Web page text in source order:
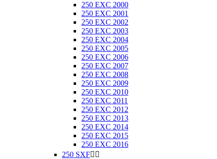
250 EXC 2000
250 EXC 2001
250 EXC 2002
250 EXC 2003
250 EXC 2004
250 EXC 2005
250 EXC 2006
250 EXC 2007
250 EXC 2008
250 EXC 2009
250 EXC 2010
250 EXC 2011
250 EXC 2012
250 EXC 2013
250 EXC 2014
250 EXC 2015
250 EXC 2016
250 SXF 